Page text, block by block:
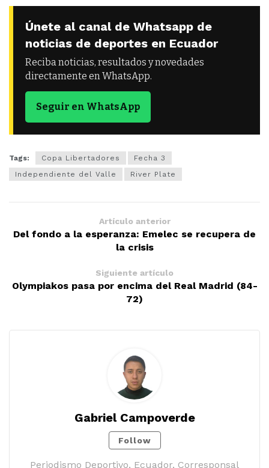
Únete al canal de Whatsapp de
noticias de deportes en Ecuador
Reciba noticias, resultados y novedades
directamente en WhatsApp.
Seguir en WhatsApp
Tags: Copa Libertadores
Fecha 3
Independiente del Valle
River Plate
Artículo anterior
Del fondo a la esperanza: Emelec se recupera de
la crisis
Siguiente artículo
Olympiakos pasa por encima del Real Madrid (84-
72)
Gabriel Campoverde
Follow
Periodismo Deportivo, Ecuador, Corresponsal